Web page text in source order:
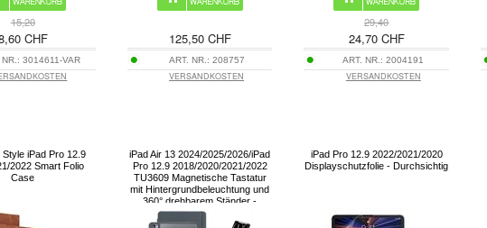
15,20
CHF
NR.: 3014611-VAR
125,50 CHF
ART. NR.: 208757
VERSANDKOSTEN
29,40
24,70 CHF
ART. NR.:2004191
VERSANDKOSTEN
iPad Pro 12.9
2022 Smart Folio
Case
iPad Air 13 2024/2025/2026/iPad
Pro 12.9 2018/2020/2021/2022
TU3609 Magnetische Tastatur
mit Hintergrundbeleuchtung und
360° drehbarem Ständer -
Schwarz
iPad Pro 12.9 2022/2021/2020
Displayschutzfolie - Durchsichtig